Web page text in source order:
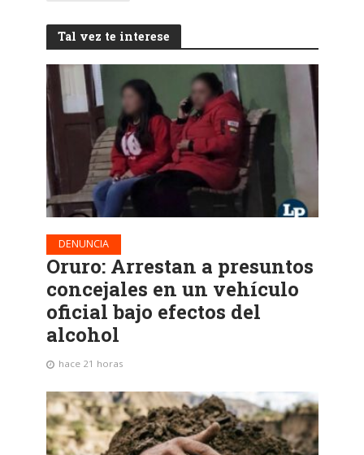
Tal vez te interese
DENUNCIA
Oruro: Arrestan a presuntos
concejales en un vehículo
oficial bajo efectos del
alcohol
hace 21 horas